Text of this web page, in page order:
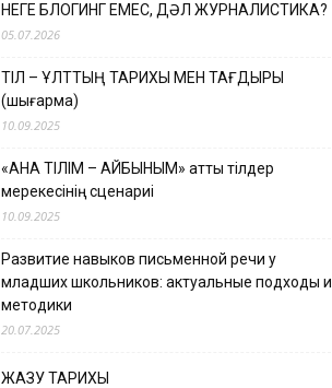
НЕГЕ БЛОГИНГ ЕМЕС, ДӘЛ ЖУРНАЛИСТИКА?
05.07.2026
ТІЛ – ҰЛТТЫҢ ТАРИХЫ МЕН ТАҒДЫРЫ
(шығарма)
10.09.2025
«АНА ТІЛІМ – АЙБЫНЫМ» атты тілдер
мерекесінің сценариі
10.09.2025
Развитие навыков письменной речи у
младших школьников: актуальные подходы и
методики
20.07.2025
ЖАЗУ ТАРИХЫ